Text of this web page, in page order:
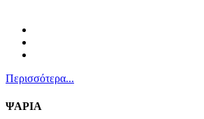
Περισσότερα...
ΨΑΡΙΑ